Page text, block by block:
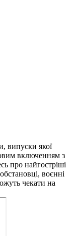
випуски якої
включенням з
про найгостріші
воєнні
чекати на